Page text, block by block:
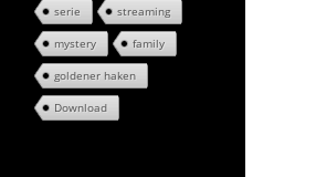
serie streaming
mystery family
goldener haken
Download